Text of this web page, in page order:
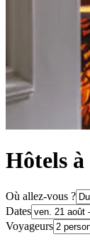
Hôtels
Où allez-vous ?
Dates
Voyageurs